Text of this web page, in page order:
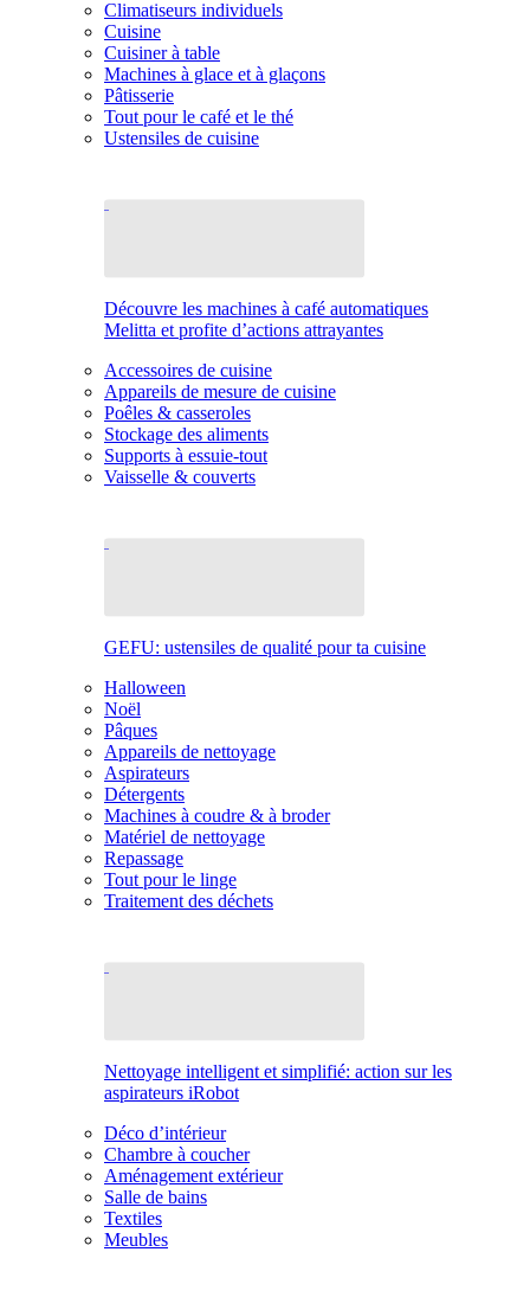
Climatiseurs individuels
Cuisine
Cuisiner à table
Machines à glace et à glaçons
Pâtisserie
Tout pour le café et le thé
Ustensiles de cuisine
Découvre les machines à café automatiques
Melitta et profite d’actions attrayantes
Accessoires de cuisine
Appareils de mesure de cuisine
Poêles & casseroles
Stockage des aliments
Supports à essuie-tout
Vaisselle & couverts
GEFU: ustensiles de qualité pour ta cuisine
Halloween
Noël
Pâques
Appareils de nettoyage
Aspirateurs
Détergents
Machines à coudre & à broder
Matériel de nettoyage
Repassage
Tout pour le linge
Traitement des déchets
Nettoyage intelligent et simplifié: action sur les
aspirateurs iRobot
Déco d’intérieur
Chambre à coucher
Aménagement extérieur
Salle de bains
Textiles
Meubles